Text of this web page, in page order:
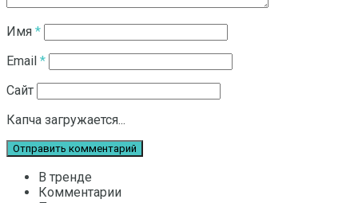
Имя *
Email *
Сайт
Капча загружается...
В тренде
Комментарии